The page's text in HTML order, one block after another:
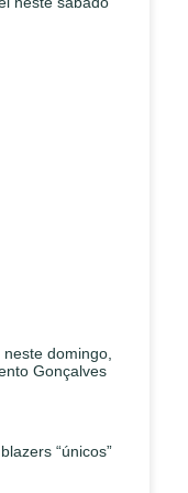
domingo,
Gonçalves
“únicos”